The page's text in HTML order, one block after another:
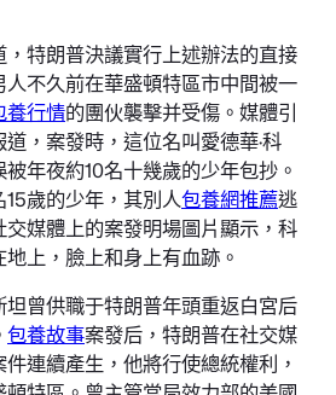
特朗普決議實行上述辦法的直接
不久前在華盛頓特區市中間被一
養行情的團伙襲擊并受傷。媒體引
，案發時，這位名叫愛德華·科
年夜約10名十幾歲的少年包抄。
歲的少年，其別人包養網推薦逃
媒體上的案發明場圖片顯示，科
上，臉上和身上有血跡。
曾供職于特朗普年頭重返白宮后
包養故事案發后，特朗普在社交媒
連續產生，他將行使總統權利，